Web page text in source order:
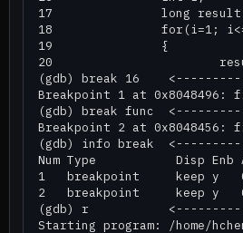
17               long result
18               for(i=1;
19               {
20
(gdb) break 16
Breakpoint 1 at
(gdb) break func
Breakpoint 2 at
(gdb) info break
Num Type           Disp Enb
1   breakpoint     keep y
2   breakpoint     keep y
(gdb) r
Starting program: /home/